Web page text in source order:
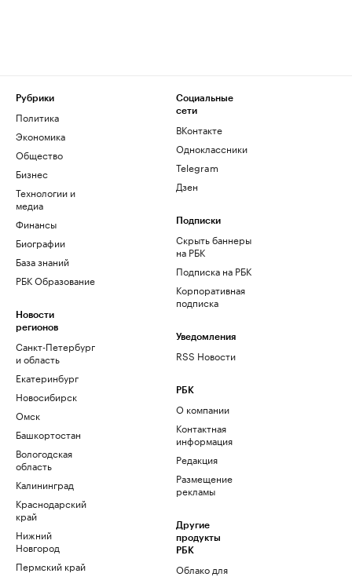
Рубрики
Политика
Экономика
Общество
Бизнес
Технологии и
медиа
Финансы
Биографии
База знаний
РБК Образование
Новости
регионов
Санкт-Петербург
и область
Екатеринбург
Новосибирск
Омск
Башкортостан
Вологодская
область
Калининград
Краснодарский
край
Нижний
Новгород
Пермский край
Социальные
сети
ВКонтакте
Одноклассники
Telegram
Дзен
Подписки
Скрыть баннеры
на РБК
Подписка на РБК
Корпоративная
подписка
Уведомления
RSS Новости
РБК
О компании
Контактная
информация
Редакция
Размещение
рекламы
Другие
продукты
РБК
Облако для